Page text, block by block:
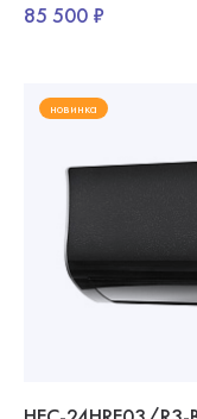
85 500 ₽
новинка